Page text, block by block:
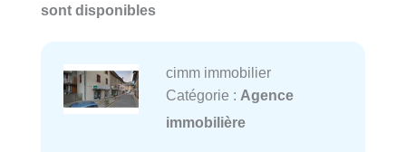
sont disponibles
cimm immobilier
Catégorie : Agence
immobilière